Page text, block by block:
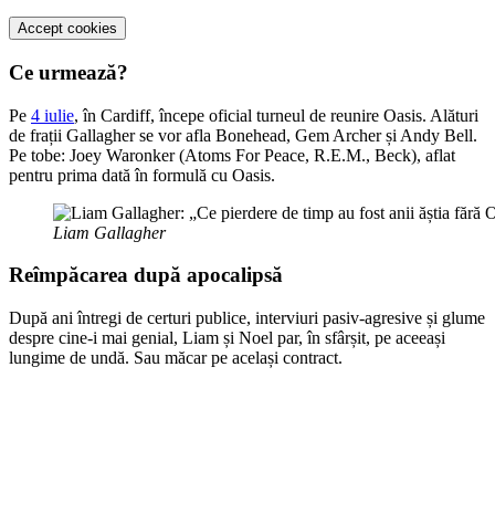
Accept cookies
Ce urmează?
Pe 4 iulie, în Cardiff, începe oficial turneul de reunire Oasis. Alături
de frații Gallagher se vor afla Bonehead, Gem Archer și Andy Bell.
Pe tobe: Joey Waronker (Atoms For Peace, R.E.M., Beck), aflat
pentru prima dată în formulă cu Oasis.
Liam Gallagher
Reîmpăcarea după apocalipsă
După ani întregi de certuri publice, interviuri pasiv-agresive și glume
despre cine-i mai genial, Liam și Noel par, în sfârșit, pe aceeași
lungime de undă. Sau măcar pe același contract.